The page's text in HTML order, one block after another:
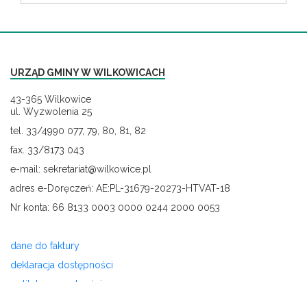
URZĄD GMINY W WILKOWICACH
43-365 Wilkowice
ul. Wyzwolenia 25
tel. 33/4990 077, 79, 80, 81, 82
fax. 33/8173 043
e-mail: sekretariat@wilkowice.pl
adres e-Doręczeń: AE:PL-31679-20273-HTVAT-18
Nr konta: 66 8133 0003 0000 0244 2000 0053
dane do faktury
deklaracja dostępności